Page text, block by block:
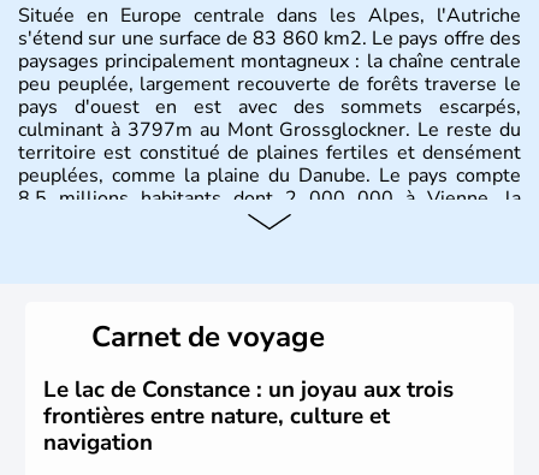
Située en Europe centrale dans les Alpes, l'Autriche
s'étend sur une surface de 83 860 km2. Le pays offre des
paysages principalement montagneux : la chaîne centrale
peu peuplée, largement recouverte de forêts traverse le
pays d'ouest en est avec des sommets escarpés,
culminant à 3797m au Mont Grossglockner. Le reste du
territoire est constitué de plaines fertiles et densément
peuplées, comme la plaine du Danube. Le pays compte
8.5 millions habitants dont 2 000 000 à Vienne, la
compte aujourd'hui plus de 8 millions d'habitants.
L'Autriche a donné naissance à de nombreux artistes :
Mozart, Schubert, le psychanalyste Freud, Romy
Schneider, Arnold Schwarzenegger, Anton Bruckner,
Gustav Mahler font partie des Autrichiens les plus
marquants de ces dernières décennies.
Carnet de voyage
Le lac de Constance : un joyau aux trois
frontières entre nature, culture et
navigation